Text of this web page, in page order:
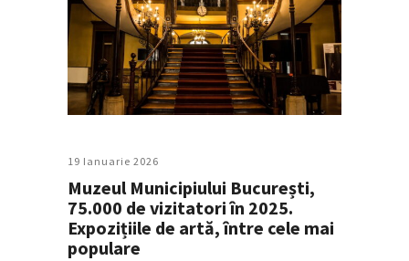
19 Ianuarie 2026
Muzeul Municipiului București,
75.000 de vizitatori în 2025.
Expozițiile de artă, între cele mai
populare